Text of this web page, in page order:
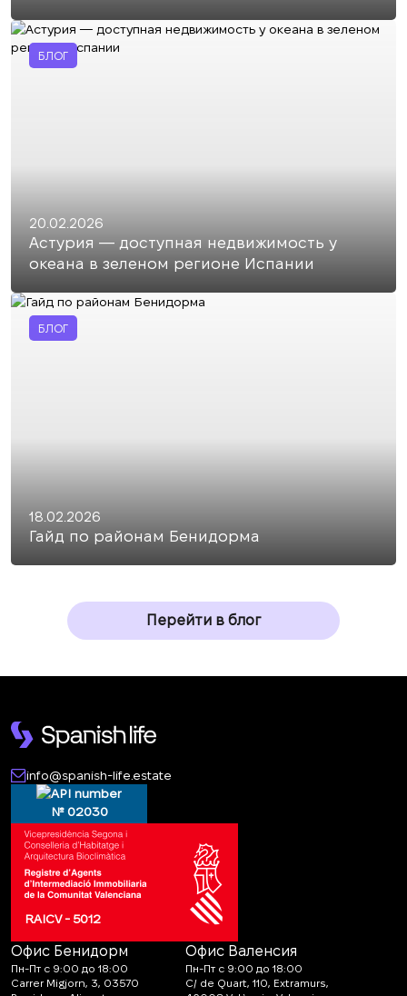
БЛОГ
20.02.2026
Астурия — доступная недвижимость у
океана в зеленом регионе Испании
БЛОГ
18.02.2026
Гайд по районам Бенидорма
Перейти в блог
info@spanish-life.estate
№ 02030
RAICV - 5012
Офис Бенидорм
Пн-Пт с 9:00 до 18:00
Carrer Migjorn, 3, 03570
Офис Валенсия
Пн-Пт с 9:00 до 18:00
C/ de Quart, 110, Extramurs,